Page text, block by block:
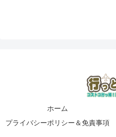
ホーム
プライバシーポリシー＆免責事項